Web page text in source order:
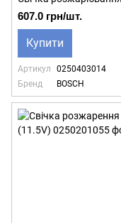
607.0 грн/шт.
Купити
Артикул
0250403014
Бренд
BOSCH